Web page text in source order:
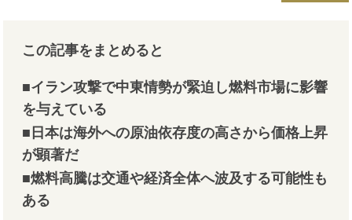
この記事をまとめると
■イラン攻撃で中東情勢が緊迫し燃料市場に影響
を与えている
■日本は海外への原油依存度の高さから価格上昇
が顕著だ
■燃料高騰は交通や経済全体へ波及する可能性も
ある